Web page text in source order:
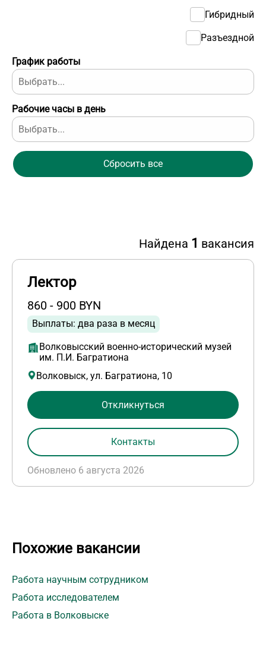
График работы
Рабочие часы в день
Гибридный
Разъездной
Сбросить все
Найдена 1 вакансия
Лектор
860 - 900 BYN
Выплаты: два раза в месяц
Волковысский военно-исторический музей
им. П.И. Багратиона
Волковыск, ул. Багратиона, 10
Обновлено 6 августа 2026
Откликнуться
Контакты
Похожие вакансии
Работа научным сотрудником
Работа исследователем
Работа в Волковыске